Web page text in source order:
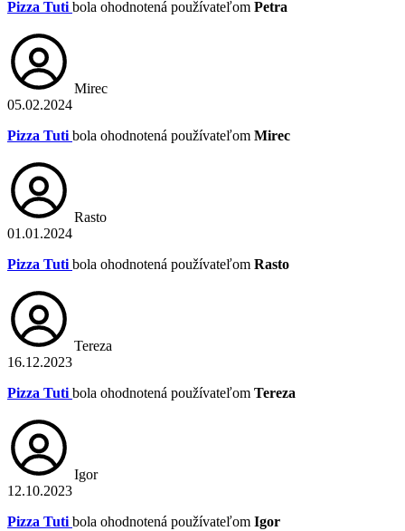
Pizza Tuti bola ohodnotená používateľom Petra
Mirec
05.02.2024
Pizza Tuti bola ohodnotená používateľom Mirec
Rasto
01.01.2024
Pizza Tuti bola ohodnotená používateľom Rasto
Tereza
16.12.2023
Pizza Tuti bola ohodnotená používateľom Tereza
Igor
12.10.2023
Pizza Tuti bola ohodnotená používateľom Igor